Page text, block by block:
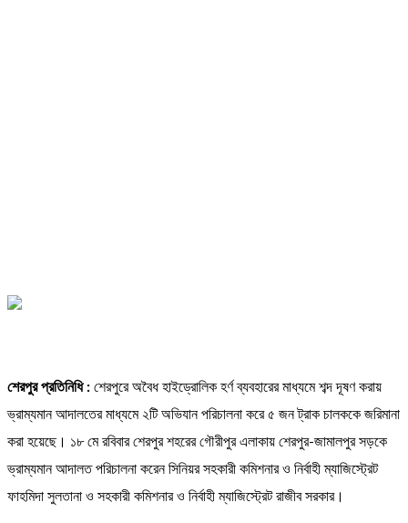
শেরপুর প্রতিনিধি : শেরপুরে অবৈধ হাইড্রোলিক হর্ণ ব্যবহারের মাধ্যমে শব্দ দূষণ করায়
ভ্রাম্যমান আদালতের মাধ্যমে ২টি অভিযান পরিচালনা করে ৫ জন ট্রাক চালককে জরিমানা
করা হয়েছে। ১৮ মে রবিবার শেরপুর শহরের গৌরীপুর এলাকায় শেরপুর-জামালপুর সড়কে
ভ্রাম্যমান আদালত পরিচালনা করেন সিনিয়র সহকারী কমিশনার ও নির্বাহী ম্যাজিস্ট্রেট
ফাহমিদা সুলতানা ও সহকারী কমিশনার ও নির্বাহী ম্যাজিস্ট্রেট রাজীব সরকার।